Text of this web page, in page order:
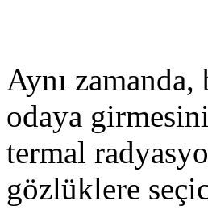
Aynı
odaya
termal
gözlüklere